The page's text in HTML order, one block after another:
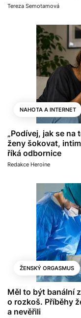
Tereza Semotamová
NAHOTA A INTERNET
„Podívej, jak se
ženy šokovat,
říká odbornice
Redakce Heroine
ŽENSKÝ ORGASMUS
Měl to být banální
o rozkoš. Příběhy
a nevěřili